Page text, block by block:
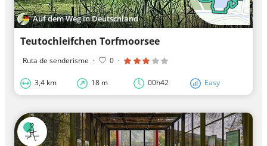
Auf dem Weg in Deutschland
Teutochleifchen Torfmoorsee
Ruta de senderisme · 0 ·
3,4 km 18 m 00h42 Easy